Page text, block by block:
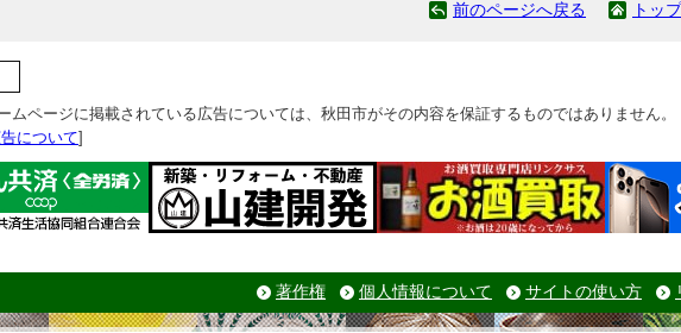
前のページへ戻る トッ
ムページに掲載されている広告については、秋田市がその内容を保証するものではありません。
について]
著作権 個人情報について サイトの使い方